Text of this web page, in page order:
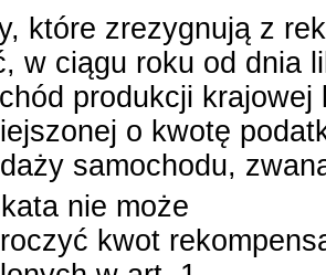
które zrezygnują z
w ciągu roku od dnia
produkcji
o kwotę
samochodu,
nie może
kwot